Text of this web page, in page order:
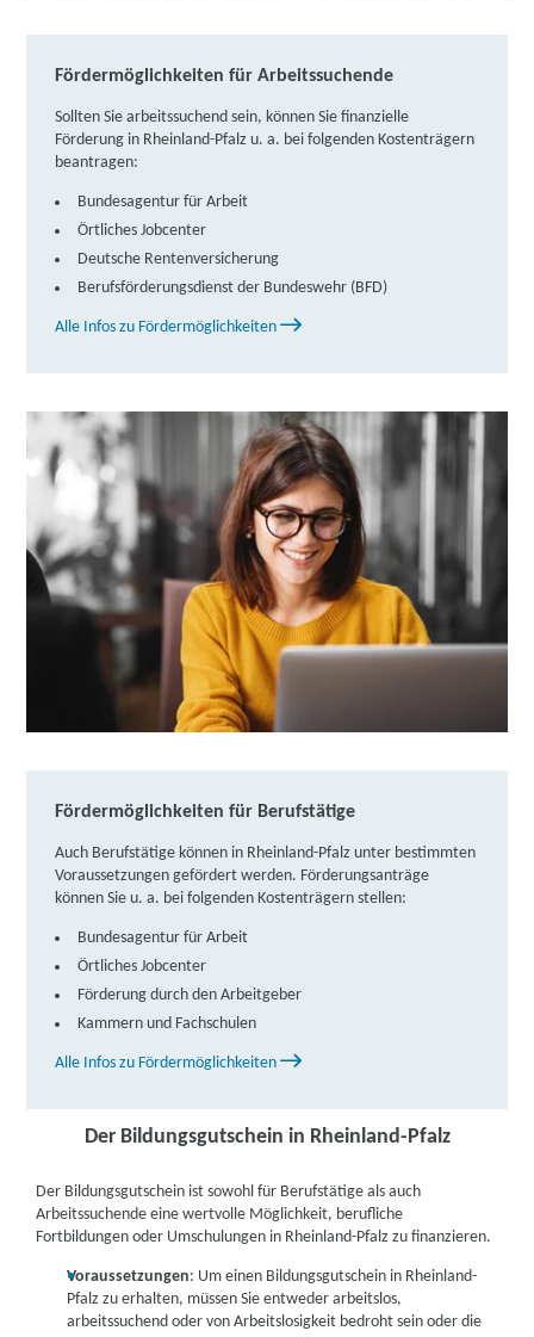
Lernstudio Barbarossa / MegaKids Fortbildungs
GmbH | Kellereistraße 18, 67433 Neustadt
Fortbildungsakademie der Wirtschaft (faw)
67433 Neustadt
weitere Informationen
TERTIA Berufsförderung GmbH & Co. KG |
Maximilianstraße 18, 67433 NeustadtPartner
weitere Informationen
DAA Deutsche Angestellten-Akademie gGmbH |
Engerser Straße 13, 56564 Neuwied
Partner
weitere Informationen
Fortbildungsakademie der Wirtschaft (faw)
gemeinnützige Gesellschaft mbH | Langendorfer
Straße 105, 56564 Neuwied
IBB Neuwied | Weißenthurmer Str. 4, 56564
weitere Informationen
isb Institut für Schulung und Beruf |
Weißenthurmer Str. 4, 56564 Neuwied
DAA Deutsche Angestellten-Akademie gGmbH |
weitere Informationen
Lernstudio Barbarossa / MegaKids Fortbildungs
GmbH | Hauptstraße 9 B, 66953 PirmasensPartner
weitere Informationen
Fördermöglichkeiten für Arbeitssuchende
Sollten Sie arbeitssuchend sein, können Sie finanzielle
Förderung in Rheinland-Pfalz u. a. bei folgenden Kostenträgern
beantragen:
Bundesagentur für Arbeit
Örtliches Jobcenter
Deutsche Rentenversicherung
Berufsförderungsdienst der Bundeswehr (BFD)
Alle Infos zu Fördermöglichkeiten
Fördermöglichkeiten für Berufstätige
Auch Berufstätige können in Rheinland-Pfalz unter bestimmten
Voraussetzungen gefördert werden. Förderungsanträge
können Sie u. a. bei folgenden Kostenträgern stellen:
Bundesagentur für Arbeit
Örtliches Jobcenter
Förderung durch den Arbeitgeber
Kammern und Fachschulen
Alle Infos zu Fördermöglichkeiten
Der Bildungsgutschein in Rheinland-Pfalz
Der Bildungsgutschein ist sowohl für Berufstätige als auch
Arbeitssuchende eine wertvolle Möglichkeit, berufliche
Fortbildungen oder Umschulungen in Rheinland-Pfalz zu finanzieren.
Voraussetzungen: Um einen Bildungsgutschein in Rheinland-
Pfalz zu erhalten, müssen Sie entweder arbeitslos,
arbeitssuchend oder von Arbeitslosigkeit bedroht sein oder die